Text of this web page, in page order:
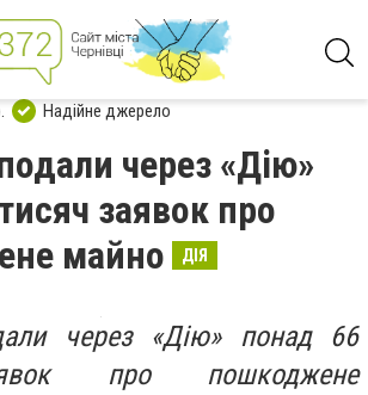
Надійне джерело
через «Дію»
заявок про
майно
ДІЯ
через «Дію» понад 66
про пошкоджене